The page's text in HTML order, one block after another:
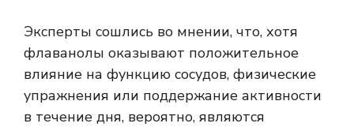
Эксперты сошлись во мнении, что, хотя
флаванолы оказывают положительное
влияние на функцию сосудов, физические
упражнения или поддержание активности
в течение дня, вероятно, являются